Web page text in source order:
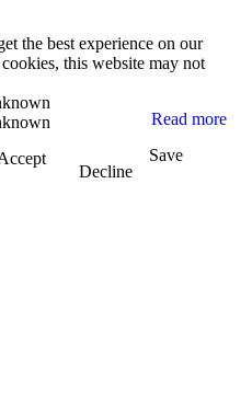
the best experience on our
this website may not
Read more
Decline
Save